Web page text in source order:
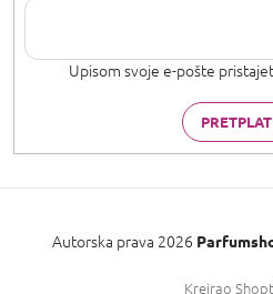
Upisom svoje e-pošte
Kreirao
Autorska prava 2026